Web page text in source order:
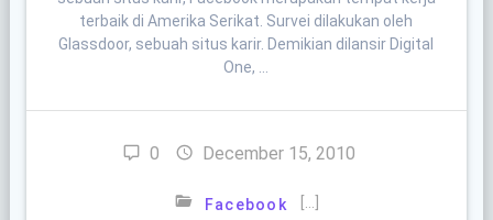
terbaik di Amerika Serikat. Survei dilakukan oleh
Glassdoor, sebuah situs karir. Demikian dilansir Digital
One, …
0 December 15, 2010
Facebook […]